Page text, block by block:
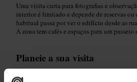
Uma visita curta para fotografias e
interior é limitado e depende de reservas
habitual passa por ver o edifício desde as
A zona tem cafés e espaços para um passeio
Planeie a sua visita